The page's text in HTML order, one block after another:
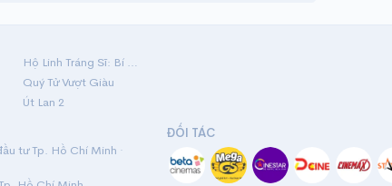
Hộ Linh Tráng Sĩ: Bí Ẩn Mộ Vua Đinh
Quý Tử Vượt Giàu
Út Lan 2
tư Tp. Hồ Chí Minh ·
ĐỐI TÁC